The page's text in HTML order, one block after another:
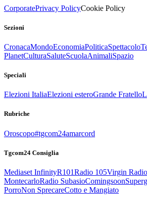
CorporatePrivacy PolicyCookie Policy
Sezioni
CronacaMondoEconomiaPoliticaSpettacolo
PlanetCulturaSaluteScuolaAnimaliSpazio
Speciali
Elezioni ItaliaElezioni esteroGrande Fratello
Rubriche
Oroscopo#tgcom24amarcord
Tgcom24 Consiglia
Mediaset InfinityR101Radio 105Virgin Radio
MontecarloRadio SubasioComingsoon
PorroNon SprecareCotto e Mangiato